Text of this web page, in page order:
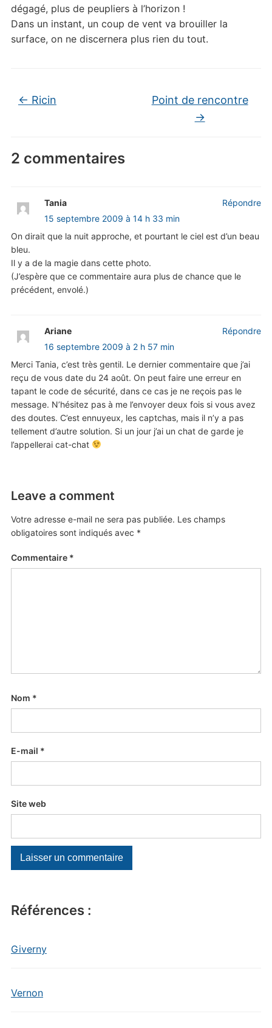
Références :
Giverny
Vernon
dégagé, plus de peupliers à l’horizon !
Dans un instant, un coup de vent va brouiller la
surface, on ne discernera plus rien du tout.
← Ricin
Point de rencontre
→
2 commentaires
Tania
15 septembre 2009 à 14 h 33 min
On dirait que la nuit approche, et pourtant le ciel est d’un beau
bleu.
Il y a de la magie dans cette photo.
(J’espère que ce commentaire aura plus de chance que le
précédent, envolé.)
Répondre
Ariane
16 septembre 2009 à 2 h 57 min
Merci Tania, c’est très gentil. Le dernier commentaire que j’ai
reçu de vous date du 24 août. On peut faire une erreur en
tapant le code de sécurité, dans ce cas je ne reçois pas le
message. N’hésitez pas à me l’envoyer deux fois si vous avez
des doutes. C’est ennuyeux, les captchas, mais il n’y a pas
tellement d’autre solution. Si un jour j’ai un chat de garde je
l’appellerai cat-chat
Répondre
Leave a comment
Votre adresse e-mail ne sera pas publiée. Les champs
obligatoires sont indiqués avec *
Commentaire *
Nom *
E-mail *
Site web